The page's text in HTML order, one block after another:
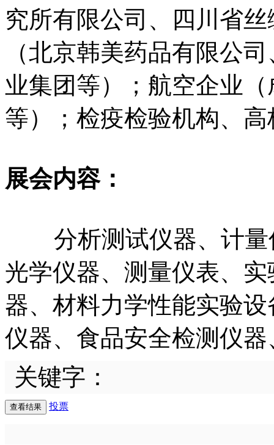
究所有限公司、四川省
（北京韩美药品有限公
业集团等）；航空企业
等）；检疫检验机构、
展会内容：
分析测试仪器、计量
光学仪器、测量仪表、
器、材料力学性能实验
仪器、食品安全检测仪
关键字：
投票